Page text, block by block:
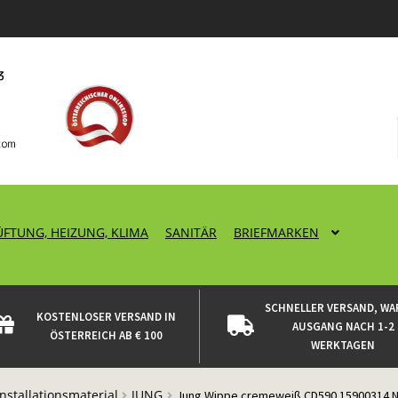
HEIZUNG, KLIMA SANITÄR BRIEFMARKEN
KOSTENLOSER VERSAND IN
ÖSTERREICH AB € 100
SCHNELLER VERSAND,
AUSGANG NACH 1-2
WERKTAGEN